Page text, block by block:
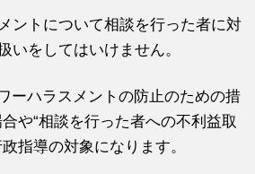
ントについて相談を行った者に対
いをしてはいけません。
ーハラスメントの防止のための措
や“相談を行った者への不利益取
指導の対象になります。